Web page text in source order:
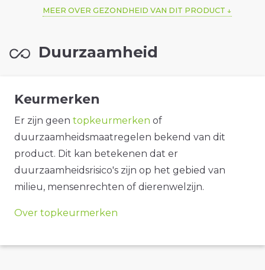
MEER OVER GEZONDHEID VAN DIT PRODUCT
Duurzaamheid
Keurmerken
Er zijn geen topkeurmerken of
duurzaamheidsmaatregelen bekend van dit
product. Dit kan betekenen dat er
duurzaamheidsrisico's zijn op het gebied van
milieu, mensenrechten of dierenwelzijn.
Over topkeurmerken